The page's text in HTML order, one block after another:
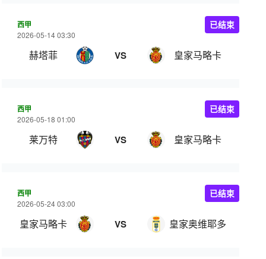
西甲
2026-05-14 03:30
赫塔菲 VS 皇家马略卡
已结束
西甲
2026-05-18 01:00
莱万特 VS 皇家马略卡
已结束
西甲
2026-05-24 03:00
皇家马略卡 VS 皇家奥维耶多
已结束